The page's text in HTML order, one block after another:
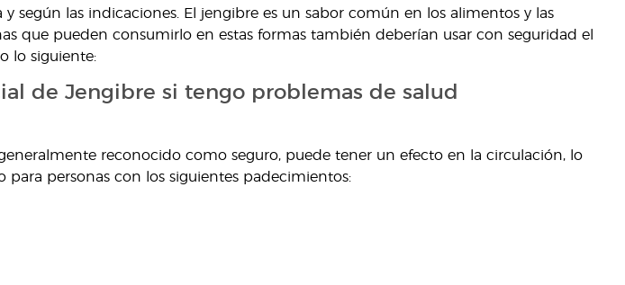
según las indicaciones. El jengibre es un sabor común en los alimentos y las
que pueden consumirlo en estas formas también deberían usar con seguridad el
lo siguiente:
de Jengibre si tengo problemas de salud
reconocido como seguro, puede tener un efecto en la circulación, lo
personas con los siguientes padecimientos: